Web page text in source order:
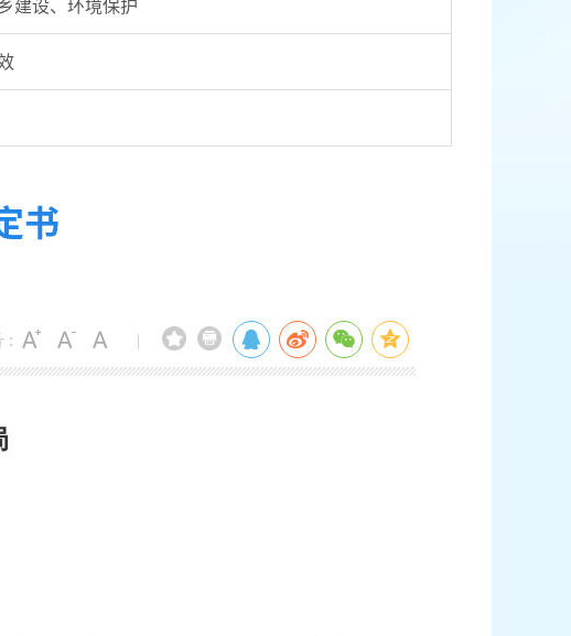
建设、环境保护
书
: |